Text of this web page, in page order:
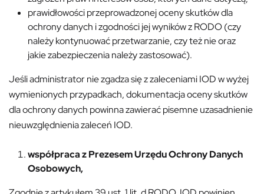
prawidłowości przeprowadzonej oceny skutków dla
ochrony danych i zgodności jej wyników z RODO (czy
należy kontynuować przetwarzanie, czy też nie oraz
jakie zabezpieczenia należy zastosować).
Jeśli administrator nie zgadza się z zaleceniami IOD w wyżej
wymienionych przypadkach, dokumentacja oceny skutków
dla ochrony danych powinna zawierać pisemne uzasadnienie
nieuwzględnienia zaleceń IOD.
współpraca z Prezesem Urzędu Ochrony Danych
Osobowych,